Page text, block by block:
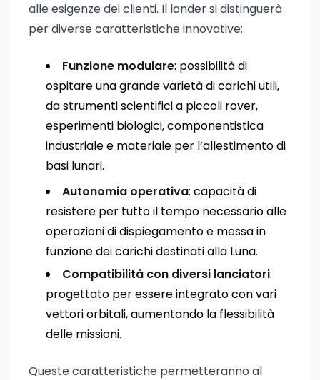
alle esigenze dei clienti. Il lander si distinguerà
per diverse caratteristiche innovative:
Funzione modulare: possibilità di
ospitare una grande varietà di carichi utili,
da strumenti scientifici a piccoli rover,
esperimenti biologici, componentistica
industriale e materiale per l’allestimento di
basi lunari.
Autonomia operativa: capacità di
resistere per tutto il tempo necessario alle
operazioni di dispiegamento e messa in
funzione dei carichi destinati alla Luna.
Compatibilità con diversi lanciatori:
progettato per essere integrato con vari
vettori orbitali, aumentando la flessibilità
delle missioni.
Queste caratteristiche permetteranno al